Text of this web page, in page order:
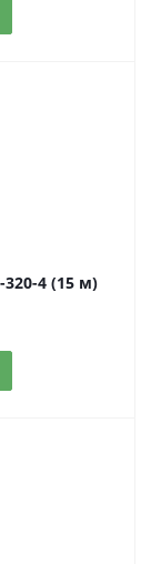
4 (15 м)